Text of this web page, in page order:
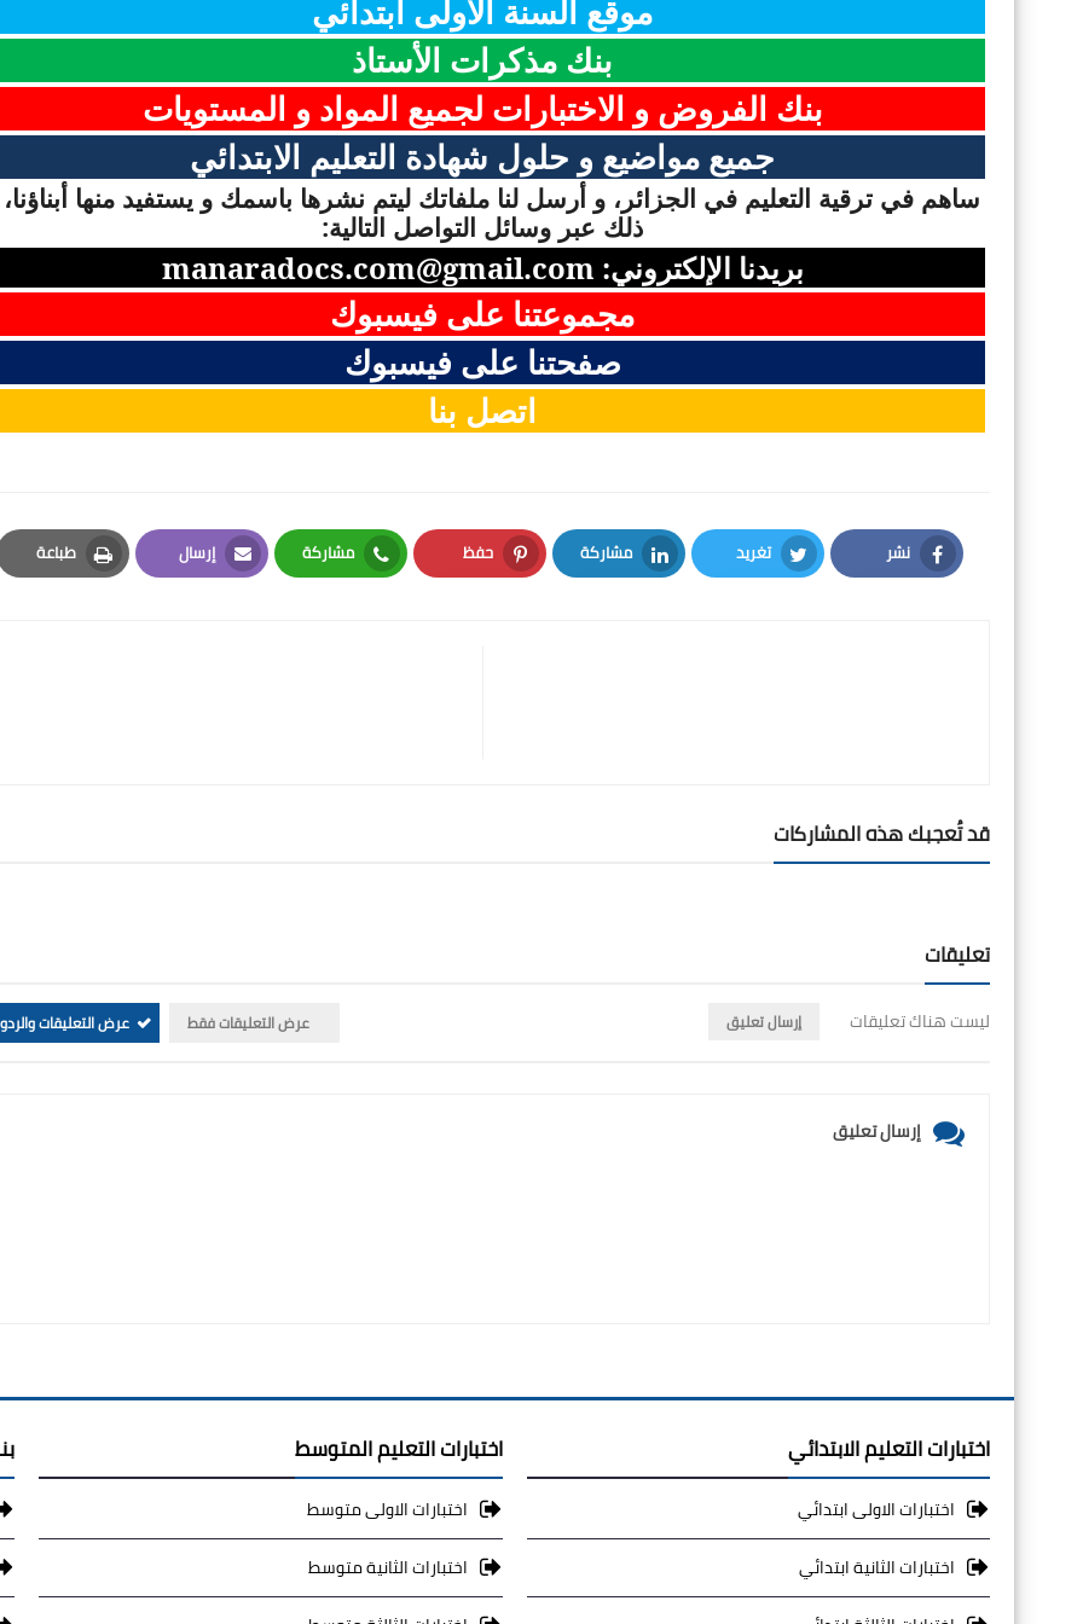
موقع السنة الاولى ابتدائي
بنك مذكرات الأستاذ
بنك الفروض و الاختبارات لجميع المواد و المستويات
جميع مواضيع و حلول شهادة التعليم الابتدائي
ساهم في ترقية التعليم في الجزائر، و أرسل لنا ملفاتك ليتم نشرها باسمك و يستفيد منها
ذلك عبر وسائل التواصل التالية:
بريدنا الإلكتروني: manaradocs.com@gmail.com
مجموعتنا على فيسبوك
صفحتنا على فيسبوك
اتصل بنا
نشر
Facebook
تغريد
Twitter
مشاركة
LinkedIn
حفظ
Pinterest
مشاركة
Whatsapp
إرسال
Email
طباعة
Print
قد تُعجبك هذه المشاركات
تعليقات
ليست هناك تعليقات إرسال تعليق عرض التعليقات فقط عرض التعليقات
إرسال تعليق
اختبارات التعليم الابتدائي
اختبارات الاولى ابتدائي
اختبارات الثانية ابتدائي
اختبارات التعليم المتوسط
اختبارات الاولى متوسط
اختبارات الثانية متوسط